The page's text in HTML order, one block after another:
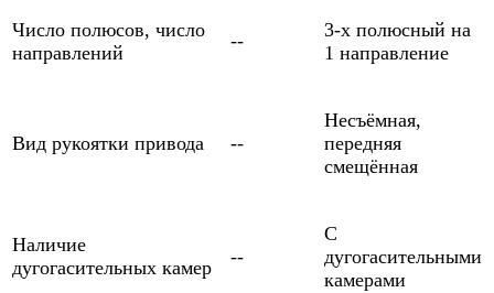
Число полюсов, число
направлений
--
3-х полюсный на
1 направление
Вид рукоятки привода --
Несъёмная,
передняя
смещённая
Наличие
дугогасительных камер
--
С
дугогасительными
камерами